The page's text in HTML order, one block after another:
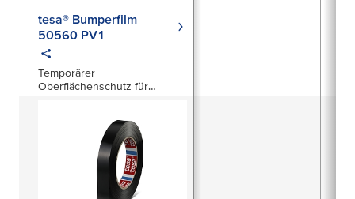
tesa® Bumperfilm
50560 PV1
Temporärer
Oberflächenschutz für